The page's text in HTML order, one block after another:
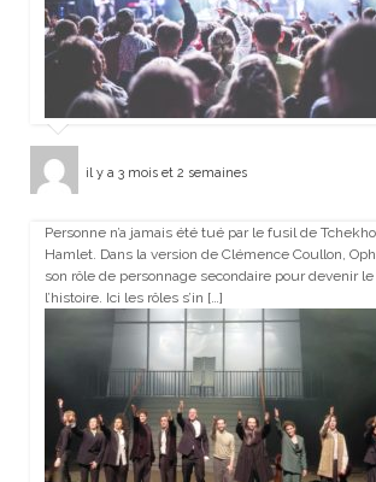
il y a 3 mois et 2 semaines
Personne n’a jamais été tué par le fusil de
Hamlet. Dans la version de Clémence Coullon,
son rôle de personnage secondaire pour devenir
l’histoire. Ici les rôles s’in […]